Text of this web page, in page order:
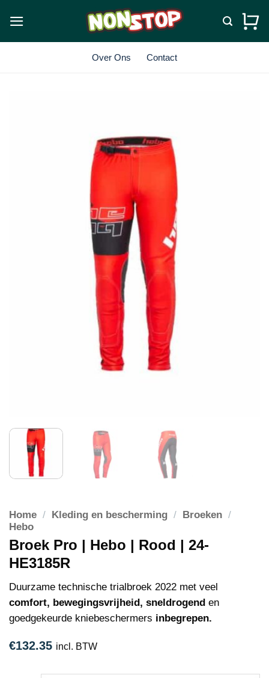
naar
Over Ons Contact
Home / Kleding en bescherming / Broeken /
Hebo
Broek Pro | Hebo | Rood | 24-
HE3185R
Duurzame technische trialbroek 2022 met veel
comfort, bewegingsvrijheid, sneldrogend en
goedgekeurde kniebeschermers inbegrepen.
€132.35 incl. BTW